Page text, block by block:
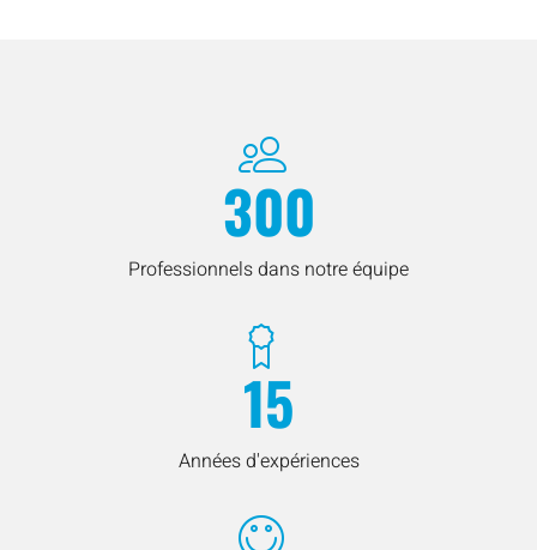
300
Professionnels dans notre équipe
15
Années d'expériences